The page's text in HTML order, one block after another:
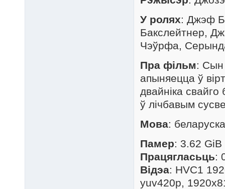
У ролях: Джэф
Бакслейтнер,
Чэўрфа,
Пра фільм: Сын
апыняецца ў
двайніка свайго
ў лічбавым
Мова:
Памер: 3.62 GiB
Працягласьць:
Відэа: HVC1
yuv420p,